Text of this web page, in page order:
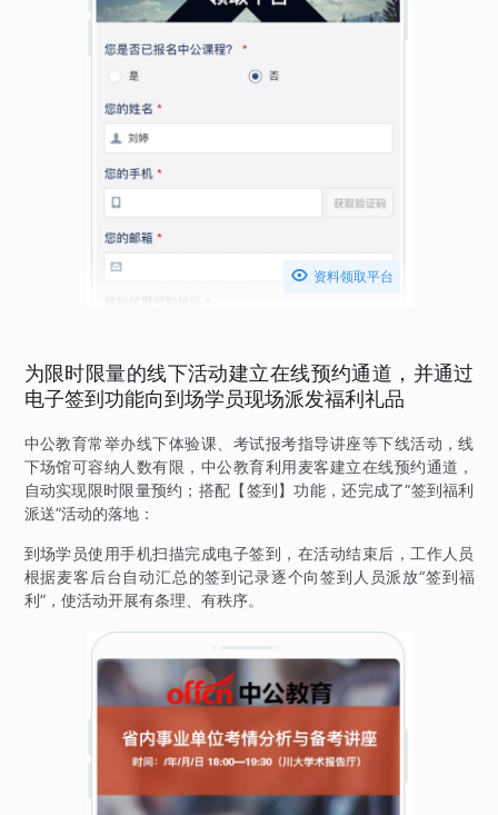
 资料领取平台
为限时限量的线下活动建立在线预约通道，并通过
电子签到功能向到场学员现场派发福利礼品
中公教育常举办线下体验课、考试报考指导讲座等下线活动，线
下场馆可容纳人数有限，中公教育利用麦客建立在线预约通道，
自动实现限时限量预约；搭配【签到】功能，还完成了“签到福利
派送”活动的落地：
到场学员使用手机扫描完成电子签到，在活动结束后，工作人员
根据麦客后台自动汇总的签到记录逐个向签到人员派放“签到福
利”，使活动开展有条理、有秩序。